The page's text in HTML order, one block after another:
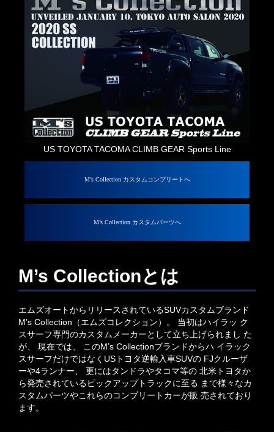
US TOYOTA TACOMA CLIMB GEAR Sports Line
M’s Collection カスタムコンプリートへ
M’s Collection カスタムパーツへ
M’s Collectionとは
エムズオートからリリースされているSUVカスタムブランド
M’s Collection（エムズコレクション）。 当初はハイラッ ク
スサーフ専門のカスタムメーカーとして立ち上げられまし た
が、 現在では、 このM’s Collectionブランドからハ イラック
スサーフだけではなくUSトヨタ逆輸入車SUVの FJクルーザ
ーや4ランナー、 更にはタンドラやタコマ等の 北米トヨタか
ら発売されているピックアップトラックに至る まで様々なカ
スタムパーツやこれらのコンプリートカーが販 売されており
ます。